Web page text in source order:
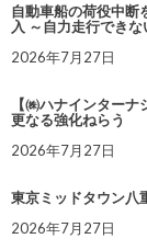
自動車船の荷役中断
入 ～自力走行でき
2026年7月27日
【㈱ハナインター
更なる強化ねらう
2026年7月27日
東京ミッドタウン八
2026年7月27日